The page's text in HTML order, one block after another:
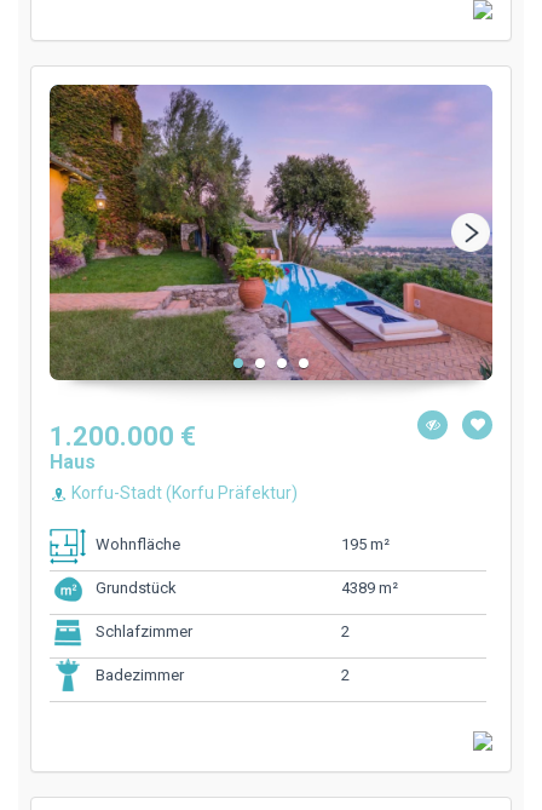
1.200.000 €
Haus
Korfu-Stadt (Korfu Präfektur)
Wohnfläche 195 m²
Grundstück 4389 m²
Schlafzimmer 2
Badezimmer 2